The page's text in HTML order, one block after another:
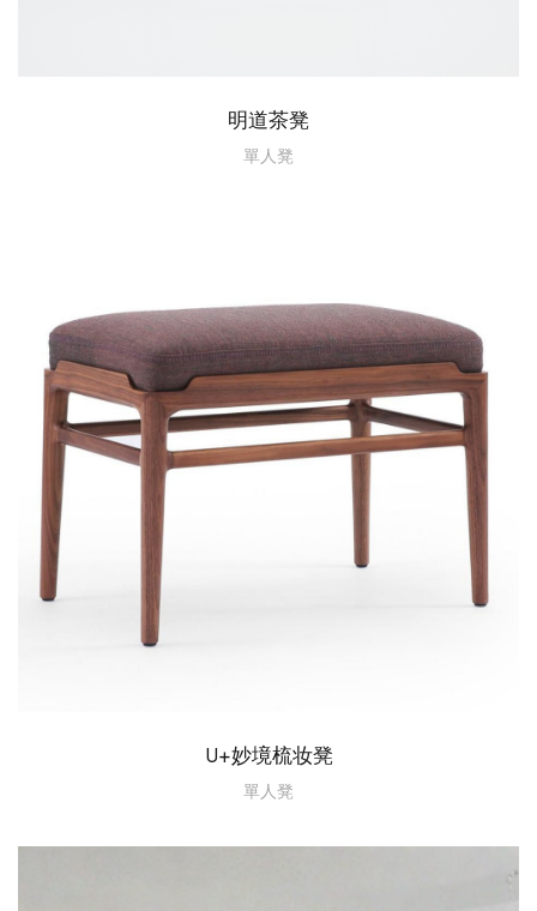
明道茶凳
單人凳
U+妙境梳妆凳
單人凳